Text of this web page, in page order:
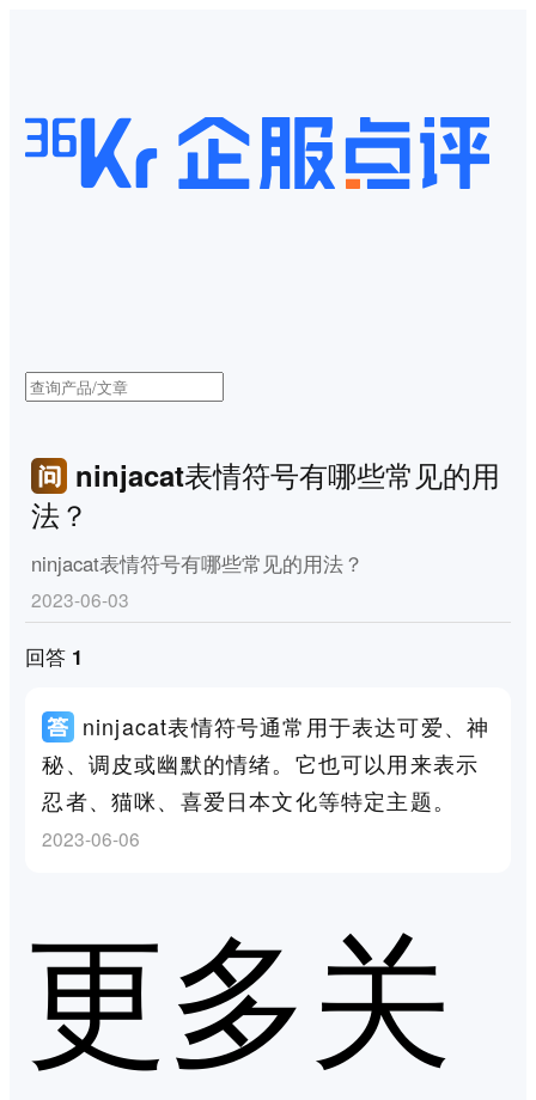
ninjacat表情符号有哪些常见的用
法？
ninjacat表情符号有哪些常见的用法？
2023-06-03
回答 1
ninjacat表情符号通常用于表达可爱、神
秘、调皮或幽默的情绪。它也可以用来表示
忍者、猫咪、喜爱日本文化等特定主题。
2023-06-06
更多关